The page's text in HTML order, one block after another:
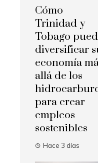
Cómo
Trinidad y
Tobago
diversificar
economía
allá de los
para crear
empleos
sostenibles
Hace 3 días